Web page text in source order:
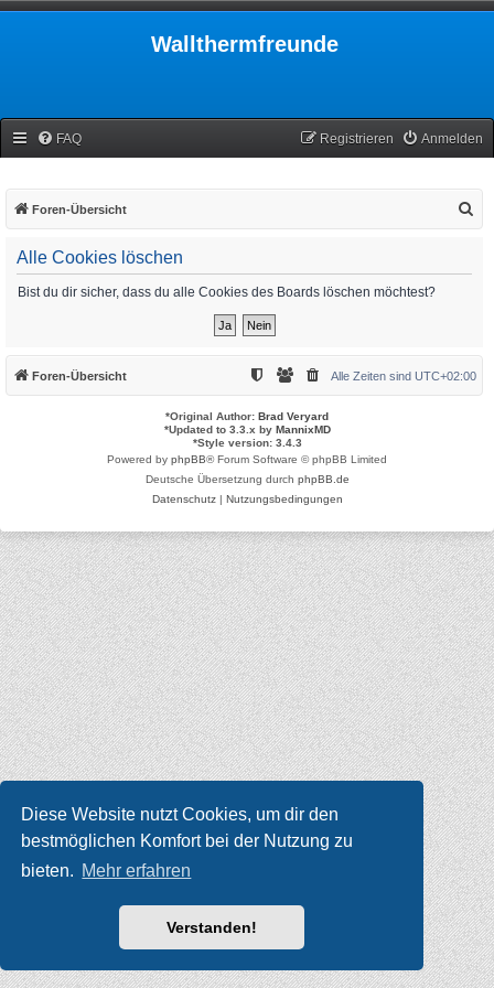
Diese Website nutzt Cookies, um dir den
bestmöglichen Komfort bei der Nutzung zu
bieten. Mehr erfahren
Verstanden!
Wallthermfreunde
FAQ Anmelden
Registrieren
Foren-Übersicht
Alle Cookies löschen
Bist du dir sicher, dass du alle Cookies des Boards löschen möchtest?
Foren-Übersicht Alle Zeiten sind UTC+02:00
*Original Author: Brad Veryard
*Updated to 3.3.x by MannixMD
*Style version: 3.4.3
Powered by phpBB® Forum Software © phpBB Limited
Deutsche Übersetzung durch phpBB.de
Datenschutz| Nutzungsbedingungen